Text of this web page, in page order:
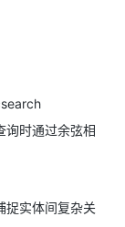
询时通过余弦相
捉实体间复杂关